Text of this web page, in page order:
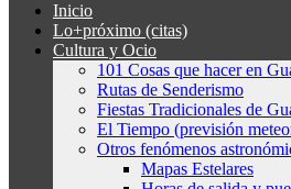
Inicio
Lo+próximo (citas)
Cultura y Ocio
101 Cosas que hacer en
Rutas de Senderismo
Fiestas Tradicionales de
El Tiempo (previsión
Otros fenómenos
Mapas Estelares